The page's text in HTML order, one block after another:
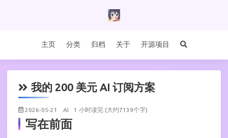
主页 分类 归档 关于 开源项目
我的 200 美元 AI 订阅方案
2026-05-21 AI 1 小时读完 (大约7139个字)
写在前面